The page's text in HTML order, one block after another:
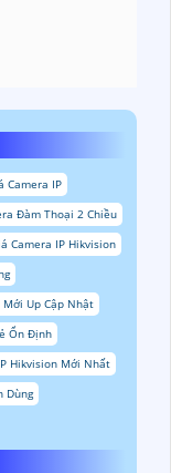
Camera IP
Đàm Thoại 2 Chiều
Camera IP Hikvision
Mới Up Cập Nhật
Ổn Định
Hikvision Mới Nhất
Dùng